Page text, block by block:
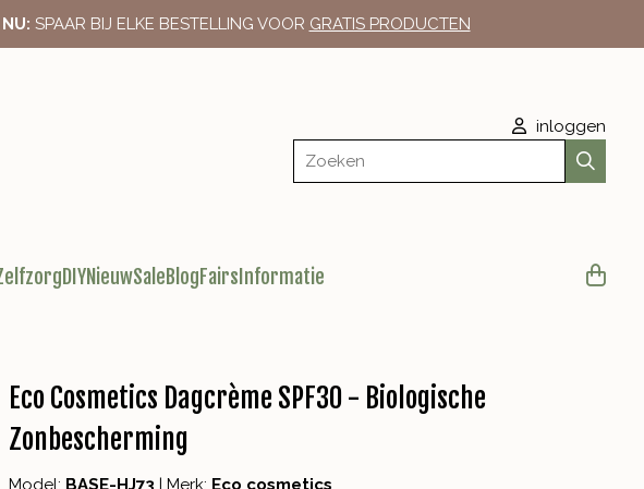
NU: SPAAR BIJ ELKE BESTELLING VOOR GRATIS PRODUCTEN
inloggen
Zoeken
DIYNieuwSaleBlogFairs Informatie
Eco Cosmetics Dagcrème SPF30 - Biologische
Zonbescherming
Model: BASE-HJ73 Merk: Eco cosmetics